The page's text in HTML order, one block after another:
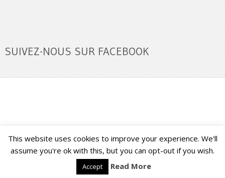
SUIVEZ-NOUS SUR FACEBOOK
Buzz Ultra Copyright © 2026. Back to Top ↑
This website uses cookies to improve your experience. We'll
assume you're ok with this, but you can opt-out if you wish.
Accept Read More
Français English ( Anglais)